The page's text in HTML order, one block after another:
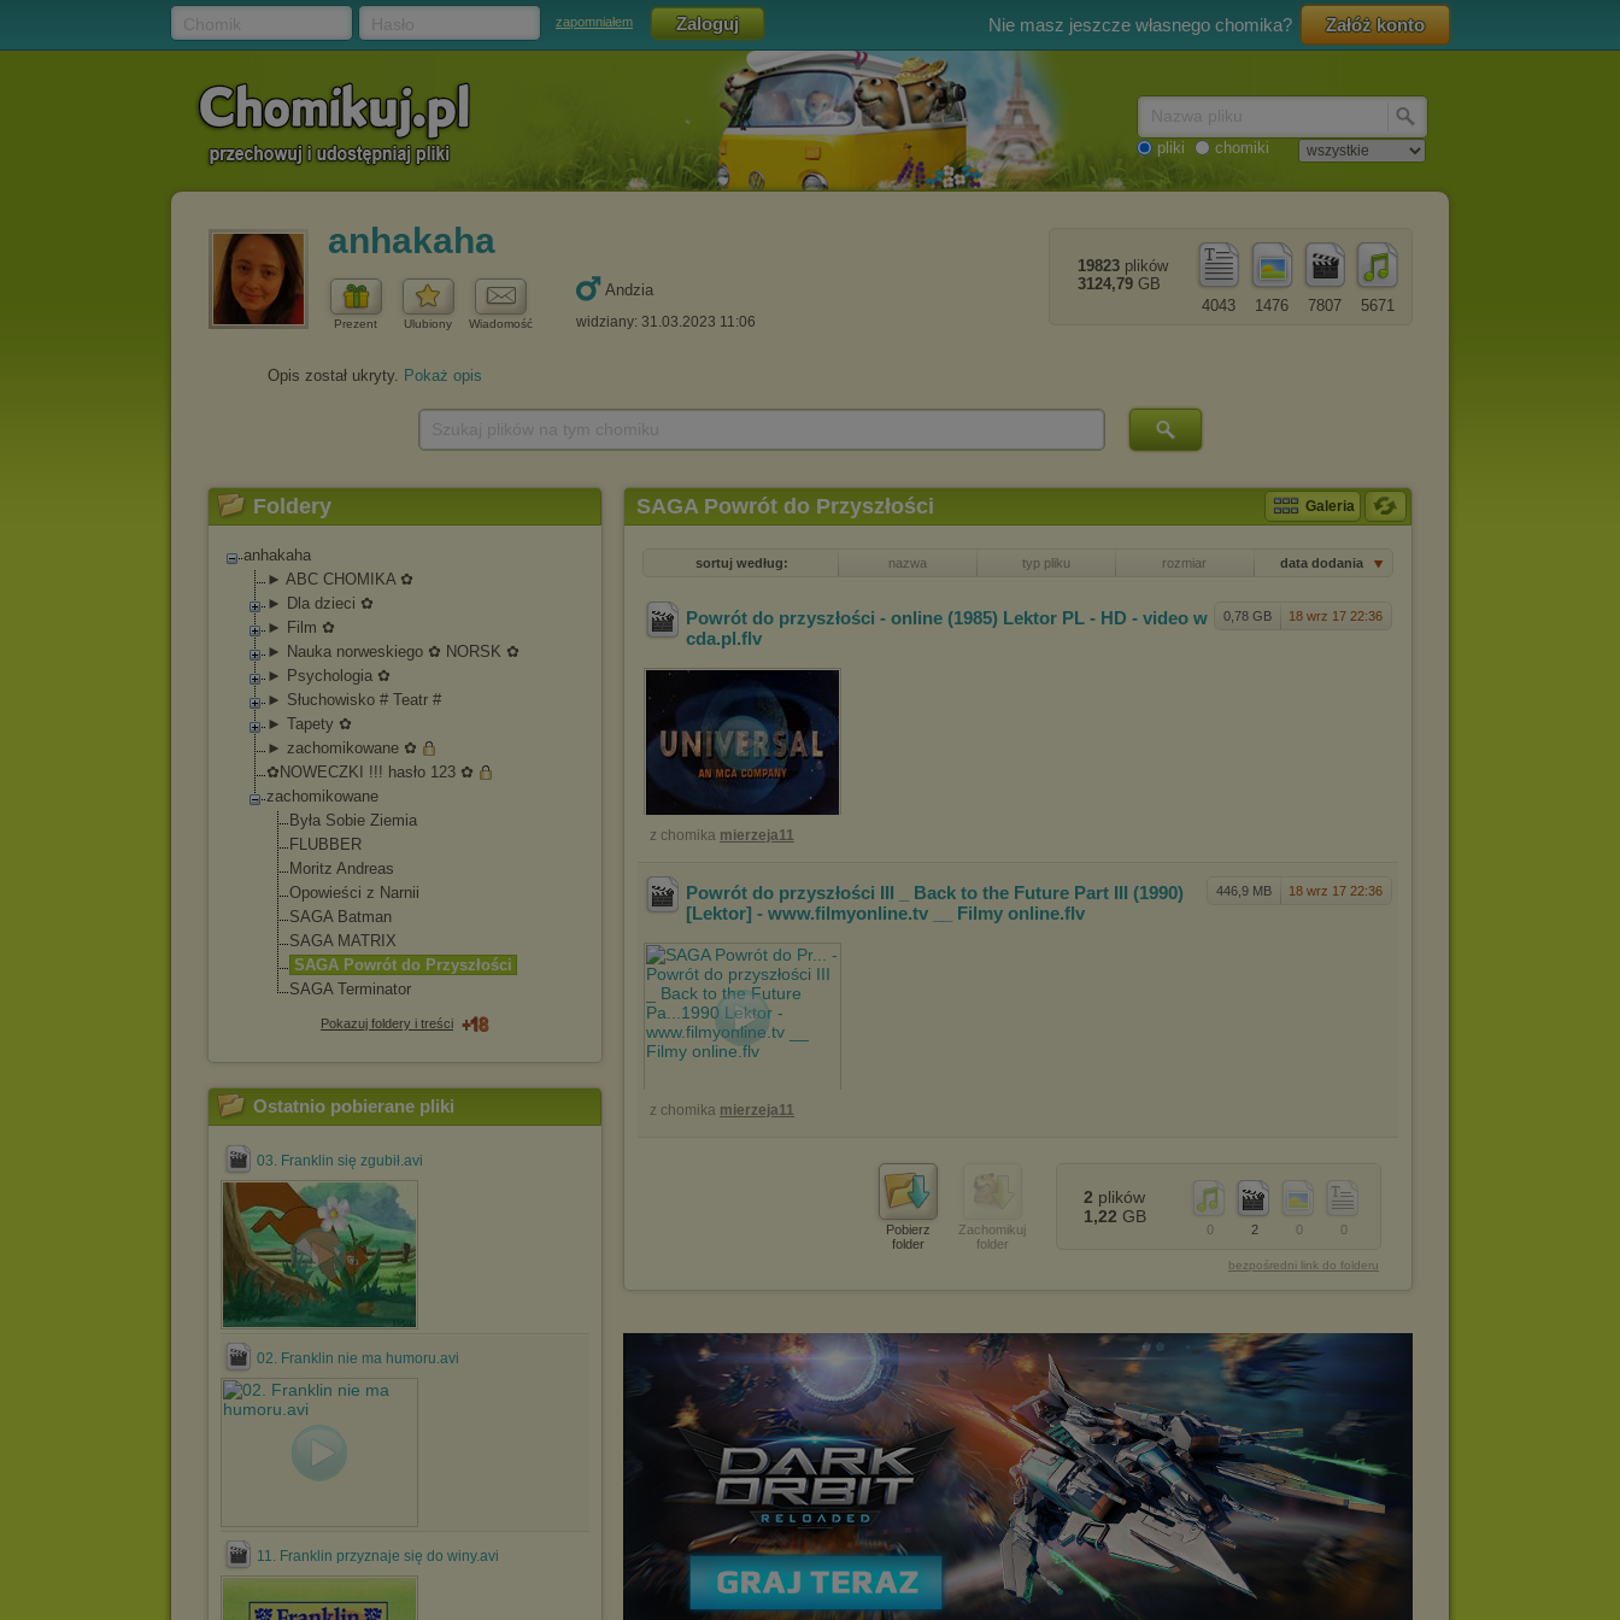
zapomniałem Nie masz jeszcze własnego chomika? Załóż konto
pliki chomiki
anhakaha
Prezent Ulubiony Wiadomość
Andzia
widziany: 31.03.2023 11:06
5671
7807
1476
4043
19823 plików
3124,79 GB
Opis został ukryty. Pokaż opis
Foldery
anhakaha
► ABC CHOMIKA ✿
► Dla dzieci ✿
► Film ✿
► Nauka norweskiego ✿ NORSK ✿
► Psychologia ✿
► Słuchowisko # Teatr #
► Tapety ✿
► zachomikowane ✿
✿NOWECZKI !!! hasło 123 ✿
zachomikowane
Była Sobie Ziemia
FLUBBER
Moritz Andreas
Opowieści z Narnii
SAGA Batman
SAGA MATRIX
SAGA Powrót do Przyszłości
SAGA Terminator
Pokazuj foldery i treści
Ostatnio pobierane pliki
03. Franklin się zgubił.avi
02. Franklin nie ma humoru.avi
11. Franklin przyznaje się do winy.avi
SAGA Powrót do Przyszłości Galeria
sortuj według: nazwa typ pliku rozmiar data dodania
0,78 GB 18 wrz 17 22:36
Powrót do przyszłości - online (1985) Lektor PL - HD - video w
cda.pl .flv
z chomika mierzeja11
446,9 MB 18 wrz 17 22:36
Powrót do przyszłości III _ Back to the Future Part III (1990)
[Lektor] - www.filmyonline.tv __ Filmy online.flv
z chomika mierzeja11
Pobierz
folder
Zachomikuj
folder
0
0
2
0
2 plików
1,22 GB
bezpośredni link do folderu